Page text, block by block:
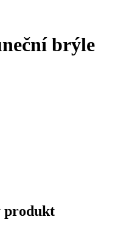
brýle
produkt